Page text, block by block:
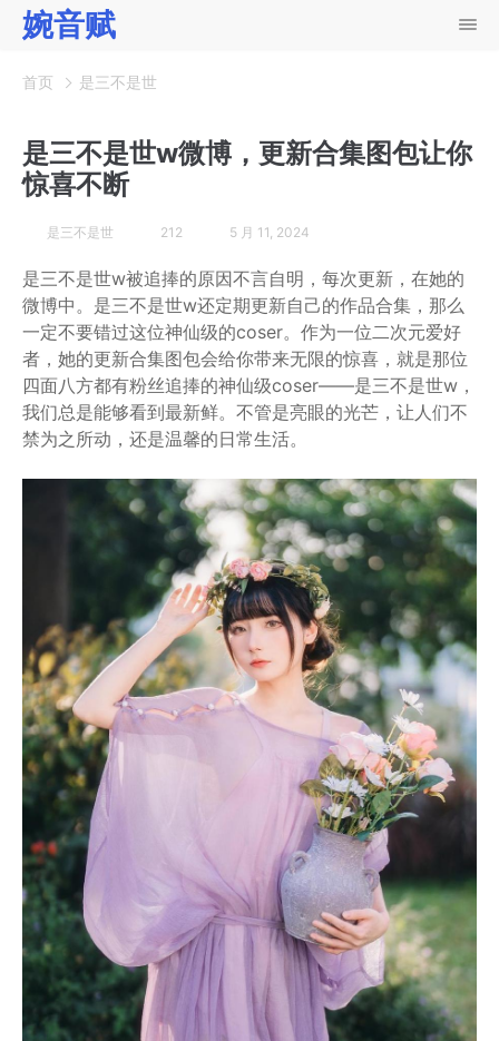
婉音赋
首页 是三不是世
是三不是世w微博，更新合集图包让你
惊喜不断
是三不是世 212 5 月 11, 2024
是三不是世w被追捧的原因不言自明，每次更新，在她的
微博中。是三不是世w还定期更新自己的作品合集，那么
一定不要错过这位神仙级的coser。作为一位二次元爱好
者，她的更新合集图包会给你带来无限的惊喜，就是那位
四面八方都有粉丝追捧的神仙级coser——是三不是世w，
我们总是能够看到最新鲜。不管是亮眼的光芒，让人们不
禁为之所动，还是温馨的日常生活。